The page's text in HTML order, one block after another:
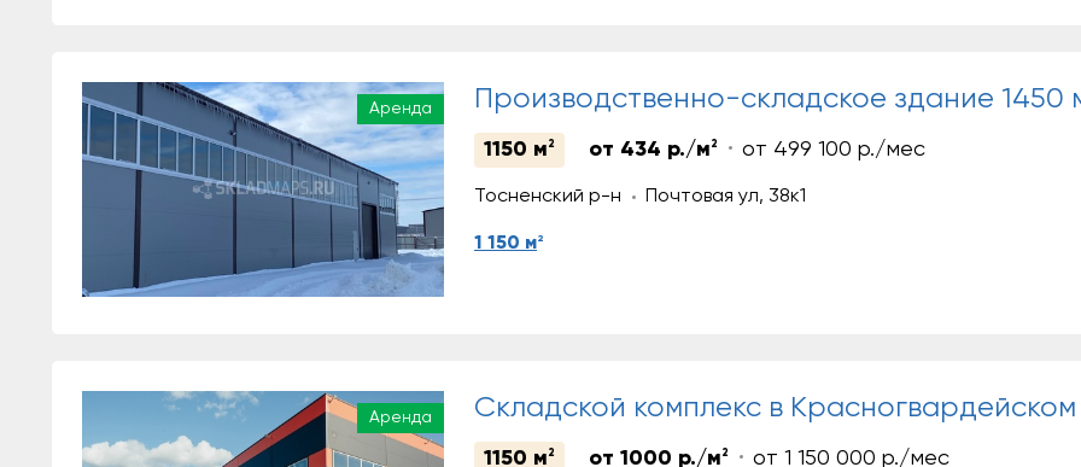
Аренда Производственно-складское здание 1450
1150 м 2 от 434 р./м 2 от 499 100 р./мес
Тосненский р-н Почтовая ул, 38к1
1 150 м2
Аренда Cкладской комплекс в
1150 м 2 от 1000 р./м 2 от 1 150 000 р./мес